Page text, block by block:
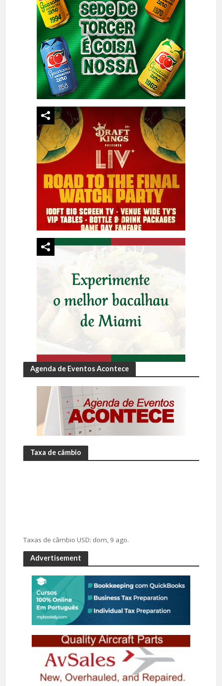
Agenda de Eventos Acontece
Taxa de câmbio
Taxas de câmbio USD: dom, 9 ago.
Advertisement